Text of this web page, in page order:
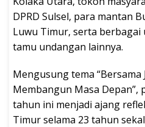
DPRD Sulsel, para mantan
Luwu Timur, serta berbagai
tamu undangan lainnya.
Mengusung tema
Membangun Masa Depan”,
tahun ini menjadi ajang
Timur selama 23 tahun